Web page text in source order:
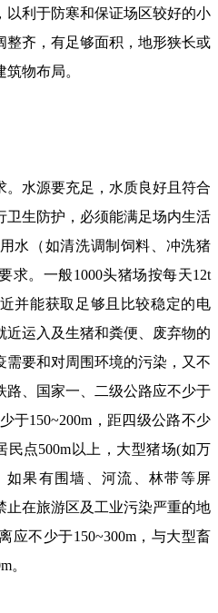
以利于防寒和保证场区较好的小
整齐，有足够面积，地形狭长或
物布局。
水源要充足，水质良好且符合
卫生防护，必须能满足场内生活
水（如清洗调制饲料、冲洗猪
求。一般1000头猪场按每天12t
并能获取足够且比较稳定的电
近运入及生猪和粪便、废弃物的
要和对周围环境的污染，又不
路、国家一、二级公路应不少于
于150~200m，距四级公路不少
民点500m以上，大型猪场(如万
如果有围墙、河流、林带等屏
止在旅游区及工业污染严重的地
应不少于150~300m，与大型畜
。